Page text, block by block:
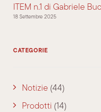
ITEM n.1 di Gabriele
18 Settembre 2025
CATEGORIE
Notizie (44)
Prodotti (14)